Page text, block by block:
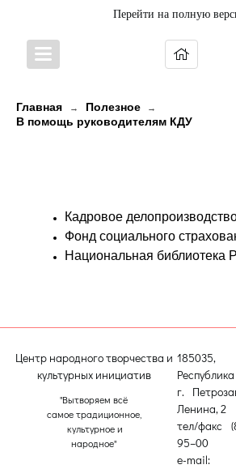
Перейти на полную
Главная → Полезное →
В помощь руководителям КДУ
Кадровое
Фонд социального
Национальная библиотека
Центр народного творчества и
культурных инициатив
"Вытворяем всё
самое традиционное,
культурное и
народное"
185035,
г.
Ленина, 2
тел/факс
95–00
e-mail: